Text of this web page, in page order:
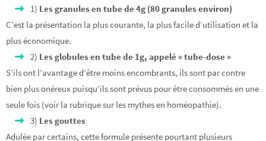
1) Les granules en tube de 4g (80 granules environ)
C’est la présentation la plus courante, la plus facile d’utilisation et la
plus économique.
2) Les globules en tube de 1g, appelé « tube-dose »
S’ils ont l’avantage d’être moins encombrants, ils sont par contre
bien plus onéreux puisqu’ils sont prévus pour être consommés en une
seule fois (voir la rubrique sur les mythes en homéopathie).
3) Les gouttes
Adulée par certains, cette formule présente pourtant plusieurs